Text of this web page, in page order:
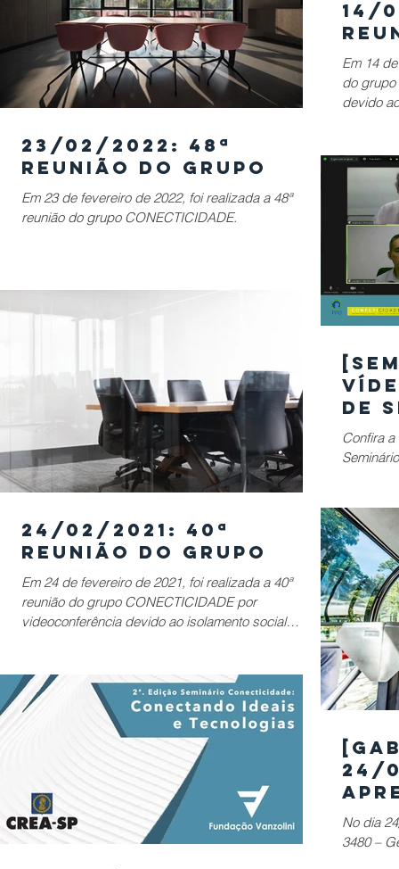
23/02/2022: 48ª
Reunião do Grupo
Em 23 de fevereiro de 2022, foi realizada a 48ª
reunião do grupo CONECTICIDADE.
14/
Em 14
do grupo
devido
24/02/2021: 40ª
Reunião do Grupo
Em 24 de fevereiro de 2021, foi realizada a 40ª
reunião do grupo CONECTICIDADE por
videoconferência devido ao isolamento social
de
Confira
Seminário
24/
No dia
3480 –